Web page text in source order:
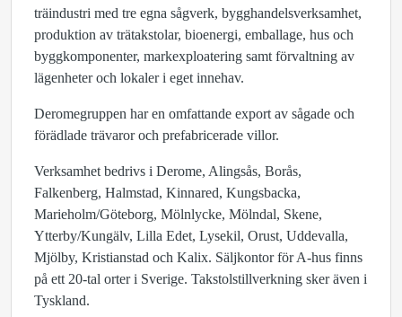
träindustri med tre egna sågverk, bygghandelsverksamhet,
produktion av trätakstolar, bioenergi, emballage, hus och
byggkomponenter, markexploatering samt förvaltning av
lägenheter och lokaler i eget innehav.
Deromegruppen har en omfattande export av sågade och
förädlade trävaror och prefabricerade villor.
Verksamhet bedrivs i Derome, Alingsås, Borås,
Falkenberg, Halmstad, Kinnared, Kungsbacka,
Marieholm/Göteborg, Mölnlycke, Mölndal, Skene,
Ytterby/Kungälv, Lilla Edet, Lysekil, Orust, Uddevalla,
Mjölby, Kristianstad och Kalix. Säljkontor för A-hus finns
på ett 20-tal orter i Sverige. Takstolstillverkning sker även i
Tyskland.